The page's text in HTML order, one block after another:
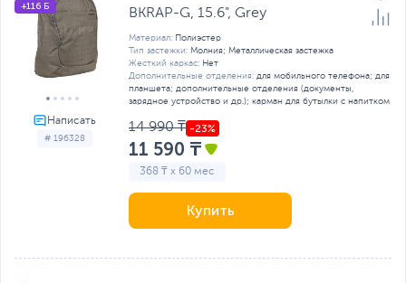
# 196328
+116 Б
BKRAP-G, 15.6", Grey
Материал: Полиэстер
Тип застежки: Молния; Металлическая застежка
Жесткий каркас: Нет
Дополнительные отделения: для мобильного телефона; для
планшета; дополнительные отделения (документы,
зарядное устройство и др.); карман для бутылки с напитком
14 990 ₸
11 590 ₸
368 ₸ x 60 мес
Купить